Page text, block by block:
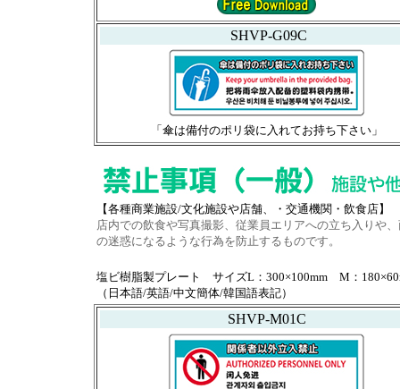
SHVP-G09C
「傘は備付のポリ袋に入れてお持ち下さい」
【各種商業施設/文化施設や店舗、・交通機関・飲食店】
店内での飲食や写真撮影、従業員エリアへの立ち入りや
の迷惑になるような行為を防止するものです。
塩ビ樹脂製プレート サイズL：300×100mm M：
（日本語/英語/中文簡体/韓国語表記）
SHVP-M01C